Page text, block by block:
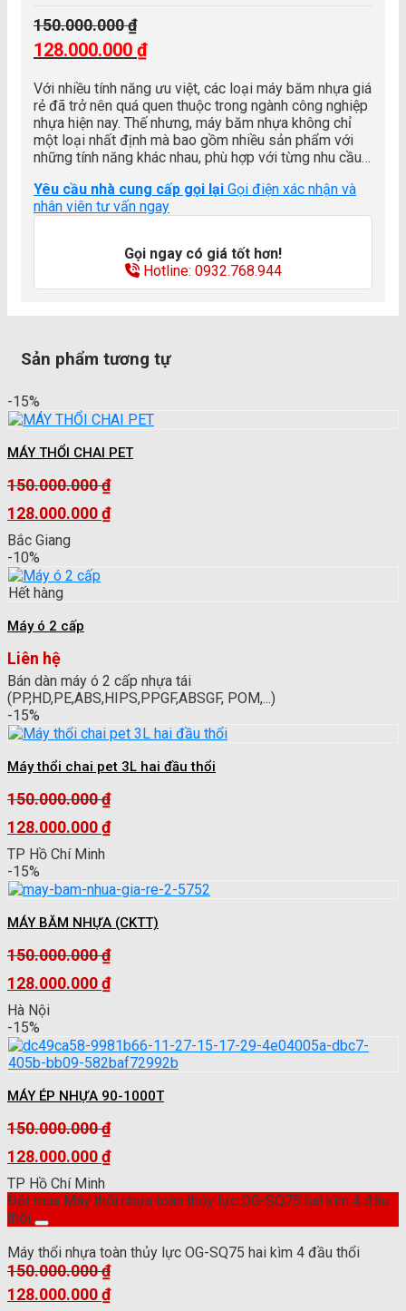
150.000.000₫
Giá
gốc
là:
150.000.000 ₫.
128.000.000 ₫
hiện
tại
là:
128.000.000 ₫.
Với nhiều tính năng ưu việt, các loại máy băm nhựa giá
rẻ đã trở nên quá quen thuộc trong ngành công nghiệp
nhựa hiện nay. Thế nhưng, máy băm nhựa không chỉ
một loại nhất định mà bao gồm nhiều sản phẩm với
những tính năng khác nhau, phù hợp với từng nhu cầu…
Yêu cầu nhà cung cấp gọi lại Gọi điện xác nhận và
nhân viên tư vấn ngay
Gọi ngay có giá tốt hơn!
Hotline: 0932.768.944
Sản phẩm tương tự
-15%
MÁY THỔI CHAI PET
150.000.000₫
Giá
là:
150.000.000 ₫.
128.000.000₫
Giá
hiện
tại
là:
Bắc Giang
-10%
Hết hàng
Máy ó 2 cấp
Liên hệ
Bán dàn máy ó 2 cấp nhựa tái
(PP,HD,PE,ABS,HIPS,PPGF,ABSGF, POM,...)
-15%
Máy thổi chai pet 3L hai đầu thổi
150.000.000₫
Giá
là:
150.000.000 ₫.
128.000.000₫
Giá
hiện
tại
128.000.000 ₫.
TP Hồ Chí Minh
-15%
MÁY BĂM NHỰA (CKTT)
150.000.000₫
Giá
là:
150.000.000 ₫.
128.000.000₫
Giá
hiện
tại
là:
Hà Nội
-15%
MÁY ÉP NHỰA 90-1000T
150.000.000₫
Giá
là:
150.000.000 ₫.
128.000.000₫
Giá
hiện
tại
128.000.000 ₫.
TP Hồ Chí Minh
Đặt mua Máy thổi nhựa toàn thủy lực OG-SQ75 hai kìm 4 đầu
thổi
Máy thổi nhựa toàn thủy lực OG-SQ75 hai kìm 4 đầu thổi
150.000.000₫
Giá
128.000.000₫